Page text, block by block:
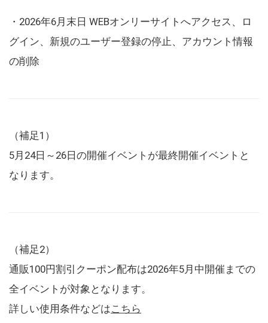
・2026年6月末日 WEBオンリーサイトへアクセス、ロ
グイン、新規のユーザー登録の停止、アカウント情報
の削除
（補足1）
5月24日～26日の開催イベントが最終開催イベントと
なります。
（補足2）
通販100円割引クーポン配布は2026年5月中開催までの
全イベントが対象となります。
詳しい使用条件などはこちら